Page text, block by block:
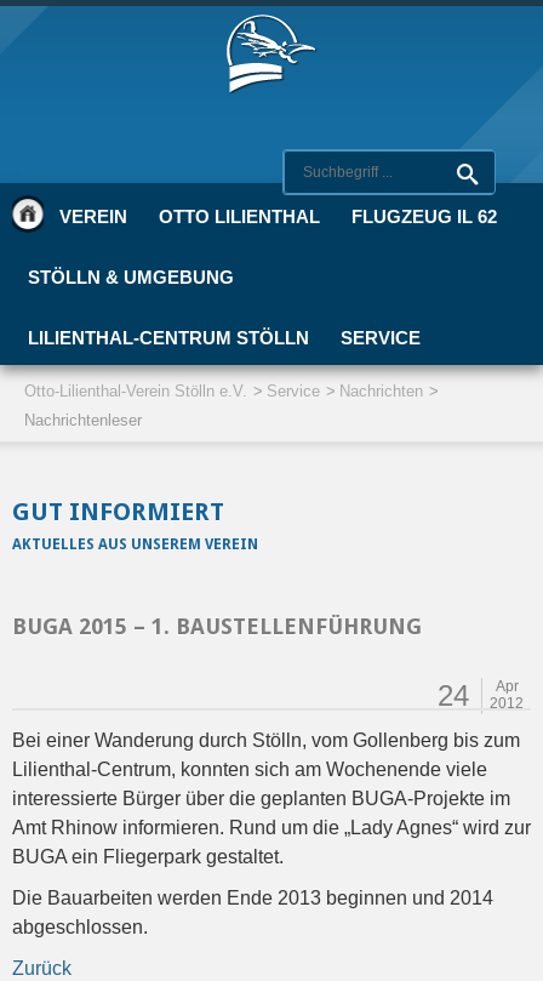
VEREIN OTTO LILIENTHAL FLUGZEUG IL 62
STÖLLN & UMGEBUNG
LILIENTHAL-CENTRUM STÖLLN SERVICE
Otto-Lilienthal-Verein Stölln e.V. Service
Nachrichten
Nachrichtenleser
GUT INFORMIERT
AKTUELLES AUS UNSEREM VEREIN
BUGA 2015 – 1. BAUSTELLENFÜHRUNG
24
Apr
2012
Bei einer Wanderung durch Stölln, vom Gollenberg bis zum
Lilienthal-Centrum, konnten sich am Wochenende viele
interessierte Bürger über die geplanten BUGA-Projekte im
Amt Rhinow informieren. Rund um die „Lady Agnes“ wird zur
BUGA ein Fliegerpark gestaltet.
Die Bauarbeiten werden Ende 2013 beginnen und 2014
abgeschlossen.
Zurück